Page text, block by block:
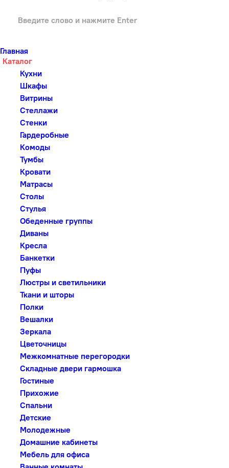
Главная
Каталог
Кухни
Шкафы
Витрины
Стеллажи
Стенки
Гардеробные
Комоды
Тумбы
Кровати
Матрасы
Столы
Стулья
Обеденные группы
Диваны
Кресла
Банкетки
Пуфы
Люстры и светильники
Ткани и шторы
Полки
Вешалки
Зеркала
Цветочницы
Межкомнатные перегородки
Складные двери гармошка
Гостиные
Прихожие
Спальни
Детские
Молодежные
Домашние кабинеты
Мебель для офиса